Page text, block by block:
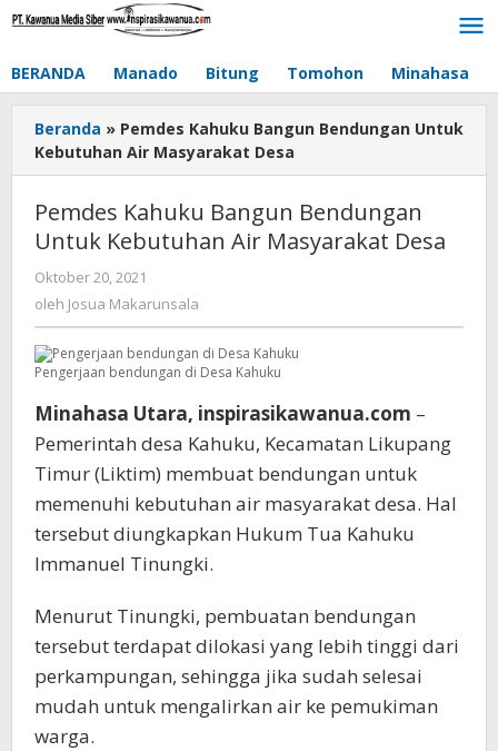
Lewati
BERANDA Manado Bitung Tomohon Minahasa
Beranda » Pemdes Kahuku Bangun Bendungan Untuk
Kebutuhan Air Masyarakat Desa
Pemdes Kahuku Bangun Bendungan
Untuk Kebutuhan Air Masyarakat Desa
Oktober 20, 2021
Josua
oleh Josua Makarunsala
Pengerjaan bendungan di Desa Kahuku
Minahasa Utara, inspirasikawanua.com –
Pemerintah desa Kahuku, Kecamatan Likupang
Timur (Liktim) membuat bendungan untuk
memenuhi kebutuhan air masyarakat desa. Hal
tersebut diungkapkan Hukum Tua Kahuku
Immanuel Tinungki.
Menurut Tinungki, pembuatan bendungan
tersebut terdapat dilokasi yang lebih tinggi dari
perkampungan, sehingga jika sudah selesai
mudah untuk mengalirkan air ke pemukiman
warga.